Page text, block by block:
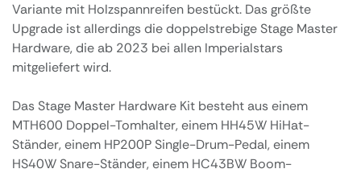
Variante mit Holzspannreifen bestückt. Das größte
Upgrade ist allerdings die doppelstrebige Stage Master
Hardware, die ab 2023 bei allen Imperialstars
mitgeliefert wird.
Das Stage Master Hardware Kit besteht aus einem
MTH600 Doppel-Tomhalter, einem HH45W HiHat-
Ständer, einem HP200P Single-Drum-Pedal, einem
HS40W Snare-Ständer, einem HC43BW Boom-